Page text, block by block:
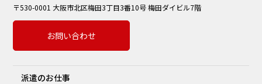
〒530-0001 大阪市北区梅田3丁目3番10号 梅田ダイビル7階
お問い合わせ
派遣のお仕事